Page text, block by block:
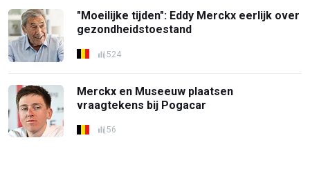
"Moeilijke tijden": Eddy Merckx eerlijk over
gezondheidstoestand
524
Merckx en Museeuw plaatsen
vraagtekens bij Pogacar
56